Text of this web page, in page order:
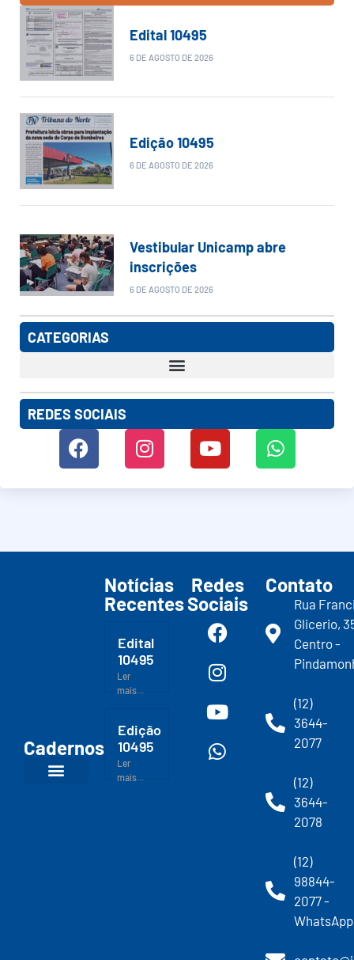
Edital 10495
6 DE AGOSTO DE 2026
Edição 10495
6 DE AGOSTO DE 2026
Vestibular Unicamp abre
inscrições
6 DE AGOSTO DE 2026
CATEGORIAS
REDES SOCIAIS
Cadernos
Notícias
Recentes
Edital
10495
Ler
mais...
Edição
10495
Ler
mais...
Redes
Sociais
Contato
Rua
Glicerio,
Centro -
(12)
3644-
2077
(12)
3644-
2078
(12)
98844-
2077 -
WhatsApp